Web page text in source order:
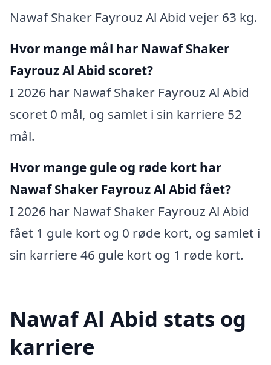
Nawaf Shaker Fayrouz Al Abid vejer 63 kg.
Hvor mange mål har Nawaf Shaker
Fayrouz Al Abid scoret?
I 2026 har Nawaf Shaker Fayrouz Al Abid
scoret 0 mål, og samlet i sin karriere 52
mål.
Hvor mange gule og røde kort har
Nawaf Shaker Fayrouz Al Abid fået?
I 2026 har Nawaf Shaker Fayrouz Al Abid
fået 1 gule kort og 0 røde kort, og samlet i
sin karriere 46 gule kort og 1 røde kort.
Nawaf Al Abid stats og
karriere